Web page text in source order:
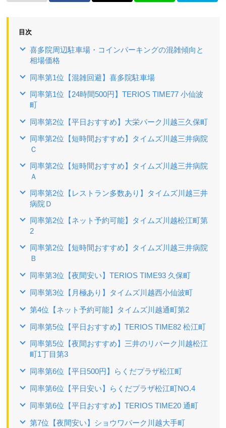
目次
喜多院周辺駐車場・コインパーキングの混雑傾向と
相場価格
同率第1位【混雑回避】喜多院駐車場
同率第1位【24時間500円】TERIOS TIME77 小仙波
町
同率第2位【平日おすすめ】大栄パーク川越三久保町
同率第2位【短時間おすすめ】タイムズ川越三井病院
Ｃ
同率第2位【短時間おすすめ】タイムズ川越三井病院
Ａ
同率第2位【レストラン多数あり】タイムズ川越三井
病院Ｄ
同率第2位【ネット予約可能】タイムズ川越松江町第
2
同率第2位【短時間おすすめ】タイムズ川越三井病院
Ｂ
同率第3位【夜間安い】TERIOS TIME93 久保町
同率第3位【月極あり】タイムズ川越西小仙波町
第4位【ネット予約可能】タイムズ川越通町第2
同率第5位【平日おすすめ】TERIOS TIME82 松江町
同率第5位【夜間おすすめ】三井のリパーク川越松江
町1丁目第3
同率第6位【平日500円】らくだプラザ松江町
同率第6位【平日安い】らくだプラザ松江町NO.4
同率第6位【平日おすすめ】TERIOS TIME20 通町
第7位【夜間安い】ショウワパーク川越大手町